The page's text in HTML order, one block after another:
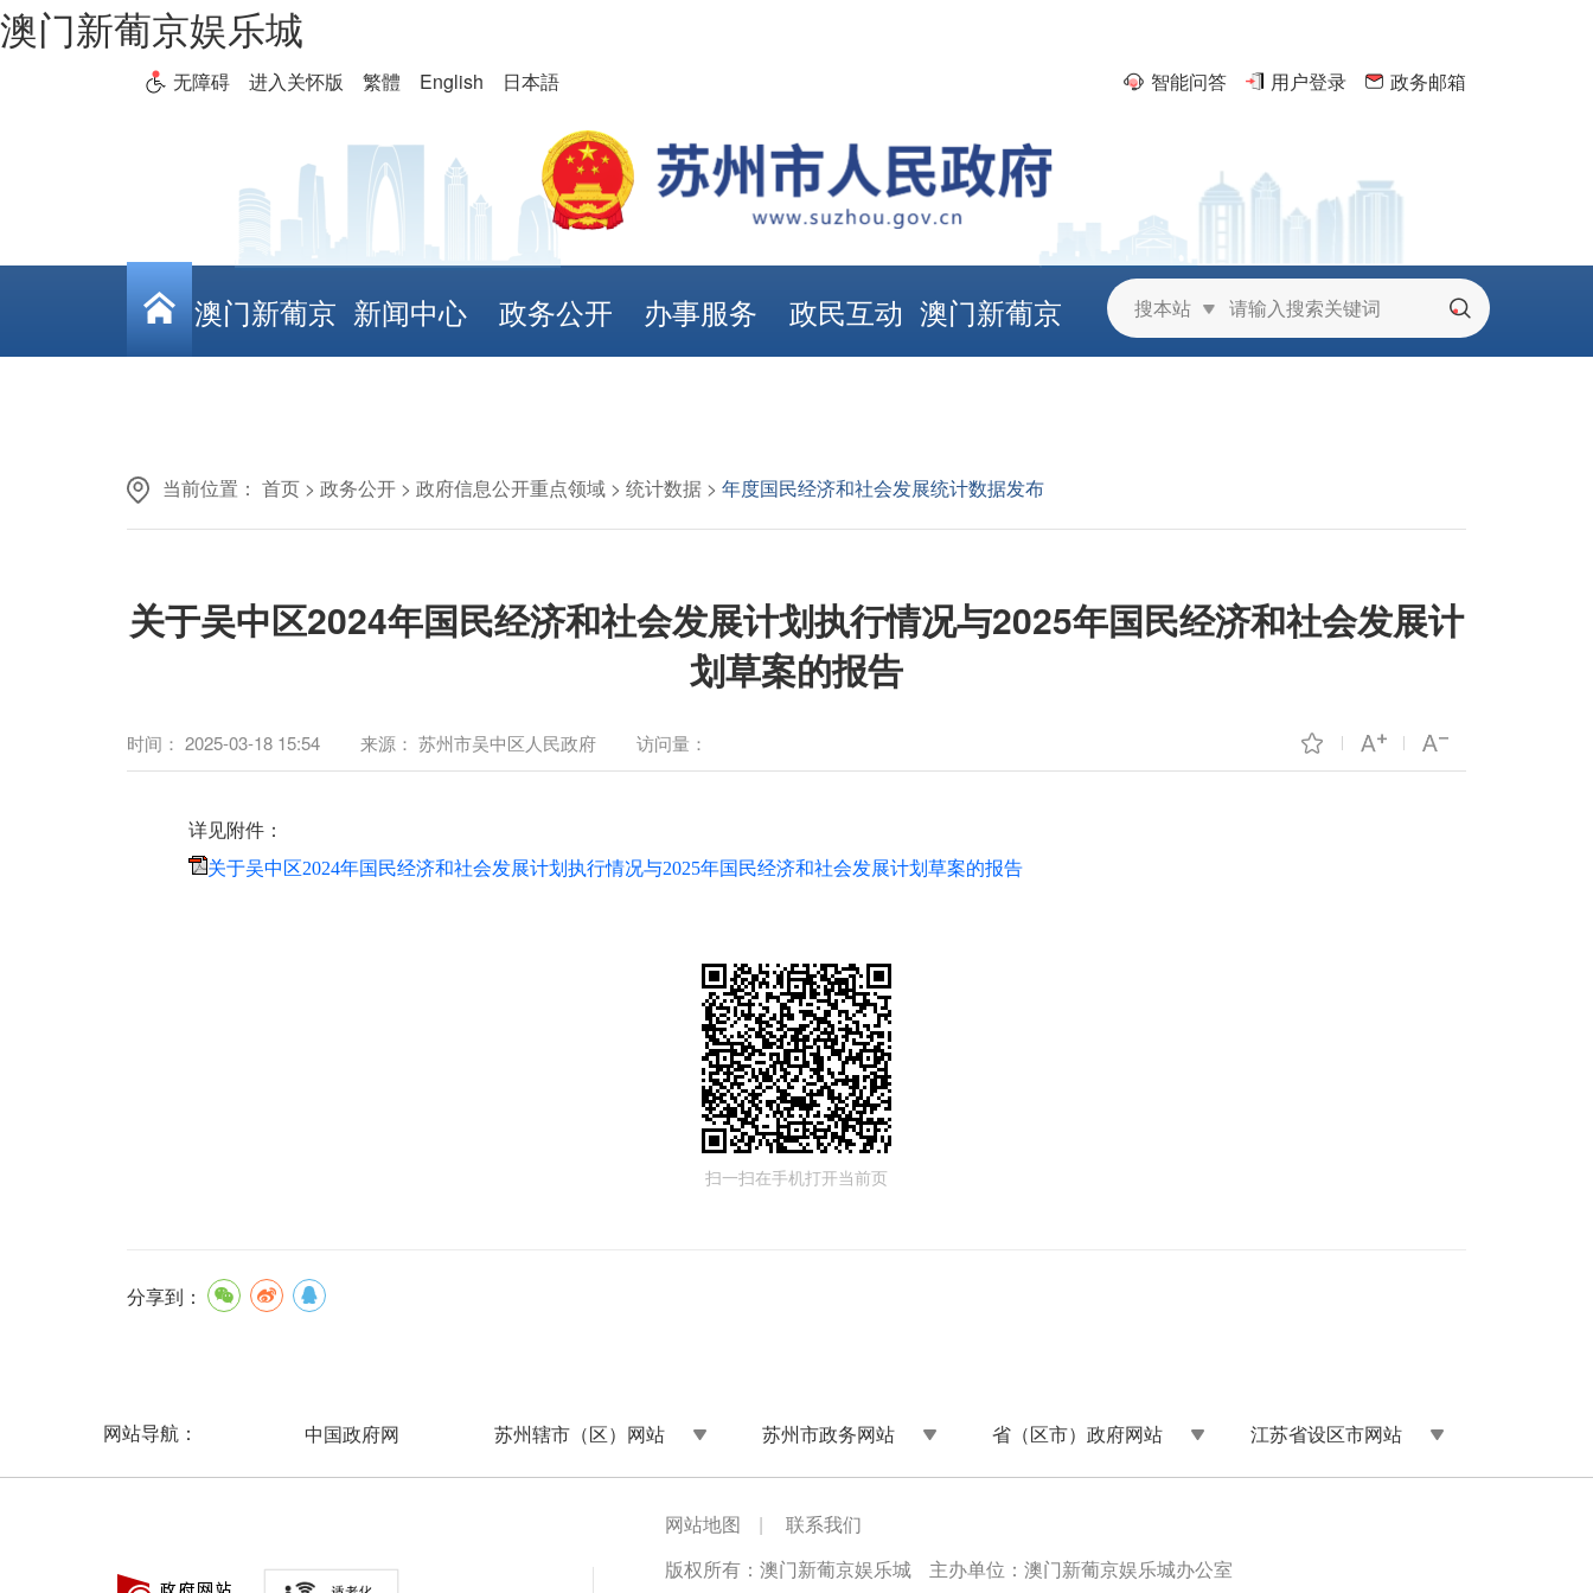
澳门新葡京娱乐城
无障碍 进入关怀版 繁體 English 日本語 智能问答 用户登录 政务邮箱
搜本站
澳门新葡京 新闻中心 政务公开 办事服务 政民互动 澳门新葡京
当前位置： 首页 > 政务公开 > 政府信息公开重点领域 > 统计数据 > 年度国民经济和社会发展统计数据发布
关于吴中区2024年国民经济和社会发展计划执行情况与2025年国民经济和社会发展计
划草案的报告
时间： 2025-03-18 15:54 来源： 苏州市吴中区人民政府 访问量：
详见附件：
关于吴中区2024年国民经济和社会发展计划执行情况与2025年国民经济和社会发展计划草案的报告
扫一扫在手机打开当前页
分享到：
网站导航： 中国政府网 苏州辖市（区）网站 苏州市政务网站 省（区市）政府网站 江苏省设区市网站
网站地图 |
联系我们
版权所有：澳门新葡京娱乐城
主办单位：澳门新葡京娱乐城办公室